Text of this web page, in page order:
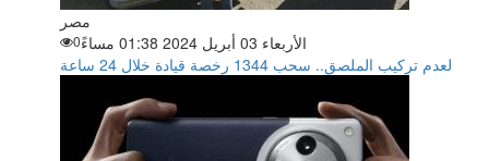
مصر
الأربعاء 03 أبريل 2024 01:38 مساءً
0
لعدم تركيب الملصق.. سحب 1344 رخصة قيادة خلال 24 ساعة